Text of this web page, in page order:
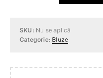
SKU: Nu se aplică
Categorie: Bluze